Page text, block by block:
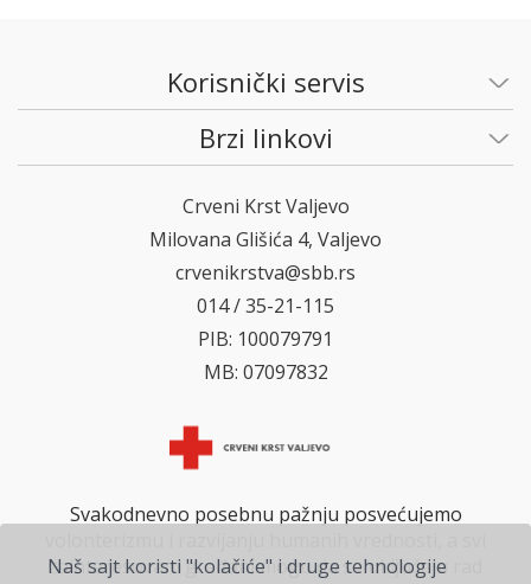
Korisnički servis
Brzi linkovi
Crveni Krst Valjevo
Milovana Glišića 4, Valjevo
crvenikrstva@sbb.rs
014 / 35-21-115
PIB: 100079791
MB: 07097832
Svakodnevno posebnu pažnju posvećujemo
zainteresovani građani mogu da se uključe u rad
Naš sajt koristi "kolačiće" i druge tehnologije